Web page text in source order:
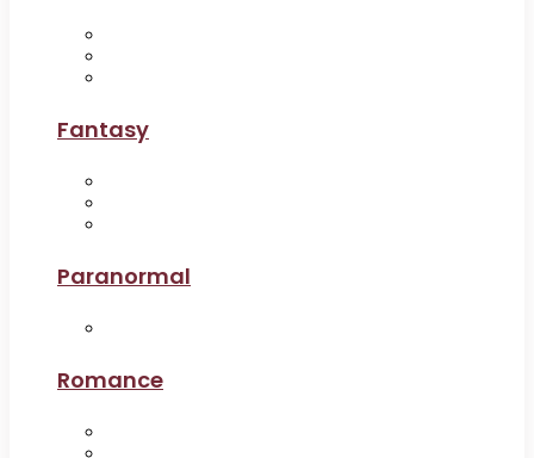
Fantasy
Paranormal
Romance